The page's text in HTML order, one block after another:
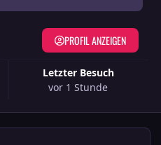
Letzter Besuch
vor 1 Stunde
PROFIL ANZEIGEN